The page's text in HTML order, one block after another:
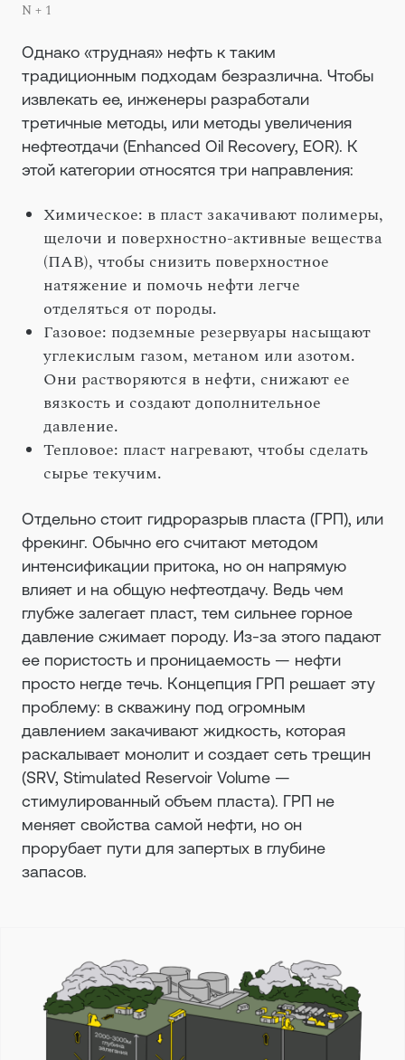
N + 1
Однако «трудная» нефть к таким
традиционным подходам безразлична. Чтобы
извлекать ее, инженеры разработали
третичные методы, или методы увеличения
нефтеотдачи (Enhanced Oil Recovery, EOR). К
этой категории относятся три направления:
Химическое: в пласт закачивают полимеры,
щелочи и поверхностно-активные вещества
(ПАВ), чтобы снизить поверхностное
натяжение и помочь нефти легче
отделяться от породы.
Газовое: подземные резервуары насыщают
углекислым газом, метаном или азотом.
Они растворяются в нефти, снижают ее
вязкость и создают дополнительное
давление.
Тепловое: пласт нагревают, чтобы сделать
сырье текучим.
Отдельно стоит гидроразрыв пласта (ГРП), или
фрекинг. Обычно его считают методом
интенсификации притока, но он напрямую
влияет и на общую нефтеотдачу. Ведь чем
глубже залегает пласт, тем сильнее горное
давление сжимает породу. Из-за этого падают
ее пористость и проницаемость — нефти
просто негде течь. Концепция ГРП решает эту
проблему: в скважину под огромным
давлением закачивают жидкость, которая
раскалывает монолит и создает сеть трещин
(SRV, Stimulated Reservoir Volume —
стимулированный объем пласта). ГРП не
меняет свойства самой нефти, но он
прорубает пути для запертых в глубине
запасов.